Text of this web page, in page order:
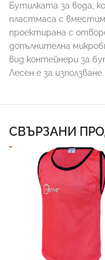
Бутилката за вода,
пластмаса с
проектирана с
допълнителна
вид контейнери за
Лесен е за използване.
СВЪРЗАНИ